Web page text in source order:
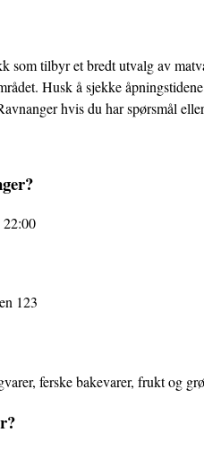
tilbyr et bredt utvalg av
Husk å sjekke
hvis du har spørsmål
123
ferske bakevarer, frukt og